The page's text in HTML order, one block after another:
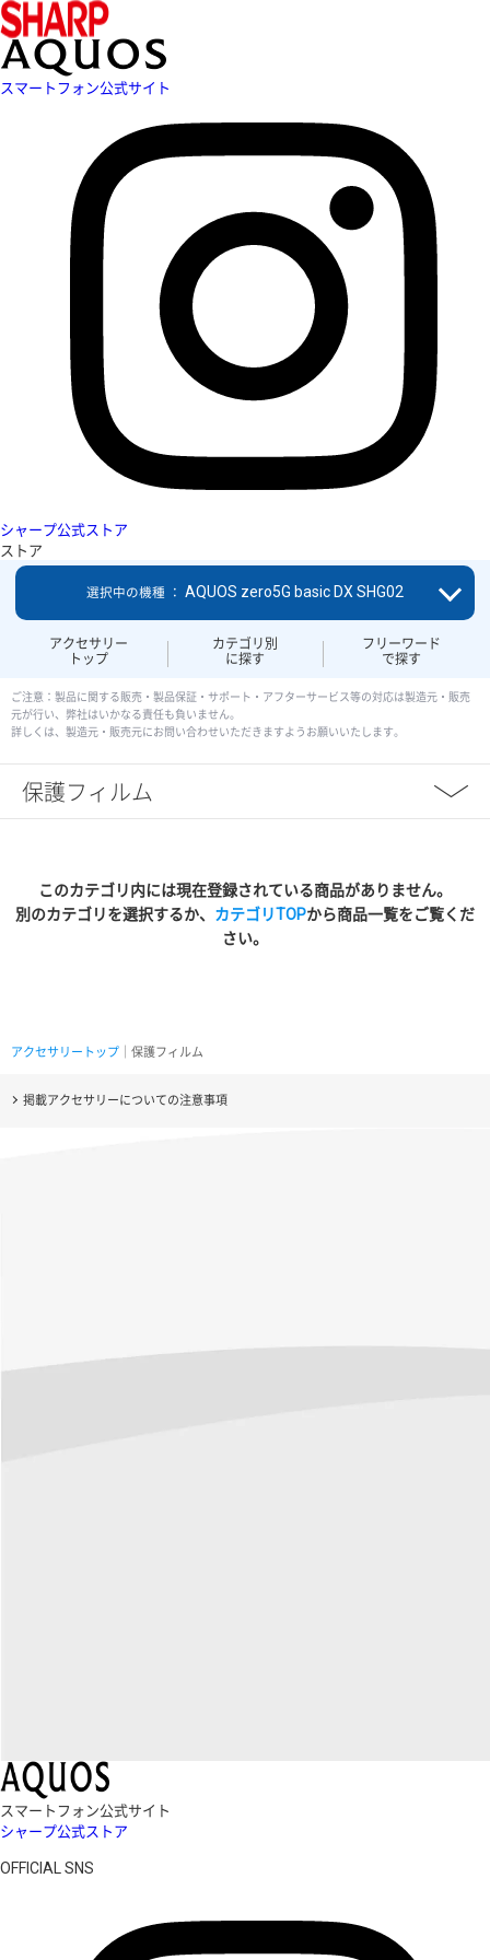
スマートフォン公式サイト
シャープ公式ストア
ストア
アクセサリー
トップ
カテゴリ別
に探す
フリーワード
で探す
選択中の機種 ： AQUOS zero5G basic DX SHG02
ご注意：製品に関する販売・製品保証・サポート・アフターサービス等の対応は製造元・販売
元が行い、弊社はいかなる責任も負いません。
詳しくは、製造元・販売元にお問い合わせいただきますようお願いいたします。
保護フィルム
このカテゴリ内には現在登録されている商品がありません。
別のカテゴリを選択するか、 カテゴリTOPから商品一覧をご覧くだ
さい。
アクセサリートップ ｜保護フィルム
掲載アクセサリーについての注意事項
スマートフォン公式サイト
シャープ公式ストア
OFFICIAL SNS